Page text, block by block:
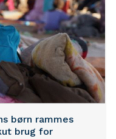
børn rammes
brug for